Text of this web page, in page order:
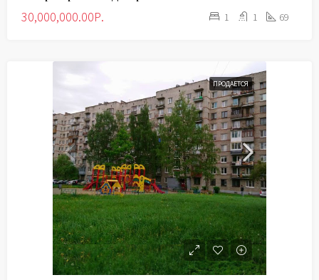
30,000,000.00Р. 1 1 69
ПРОДАЕТСЯ